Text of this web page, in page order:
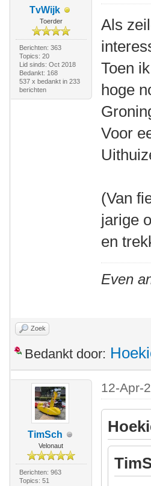
TvWijk
Toerder
Berichten: 363
Topics: 20
Lid sinds: Oct 2018
Bedankt: 168
537 x bedankt in 233
berichten
Als
Toen
hoge
Voor
(Van
jarige
en
Even
Zoek
Bedankt door:
TimSch
Velonaut
Berichten: 963
Topics: 51
12-Apr-